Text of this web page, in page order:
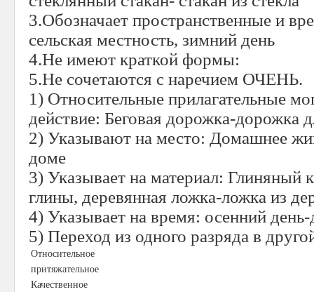
3.Обозначает пространственные и
сельская местность, зимний день
4.Не имеют краткой формы:
5.Не сочетаются с наречием ОЧЕНЬ.
1) Относительные прилагательные
действие: Беговая дорожка-дорожка
2) Указывают на место: Домашнее
доме
3) Указывает на материал: Глиняный
глины, деревянная ложка-ложка из
4) Указывает на время: осенний
5) Переход из одного разряда в
Относительное
притяжательное
Качественное